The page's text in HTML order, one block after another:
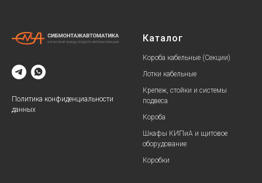
Политика конфиденциальности
данных
Каталог
Короба кабельные (Секции)
Лотки кабельные
Крепеж, стойки и системы
подвеса
Короба
Шкафы КИПиА и щитовое
оборудование
Коробки